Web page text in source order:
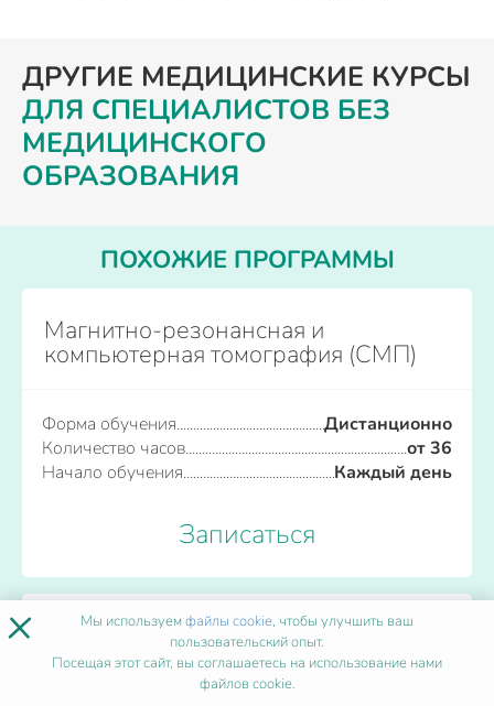
ДРУГИЕ МЕДИЦИНСКИЕ КУРСЫ
ДЛЯ СПЕЦИАЛИСТОВ БЕЗ
МЕДИЦИНСКОГО
ОБРАЗОВАНИЯ
ПОХОЖИЕ ПРОГРАММЫ
Магнитно-резонансная и
компьютерная томография (СМП)
Форма обучения
Дистанционно
Количество часов
от 36
Начало обучения
Каждый день
Записаться
Мануальная терапия
× Мы используемфайлы cookie, чтобы улучшить ваш
пользовательский опыт.
Посещая этот сайт, вы соглашаетесь на использование нами
файлов cookie.